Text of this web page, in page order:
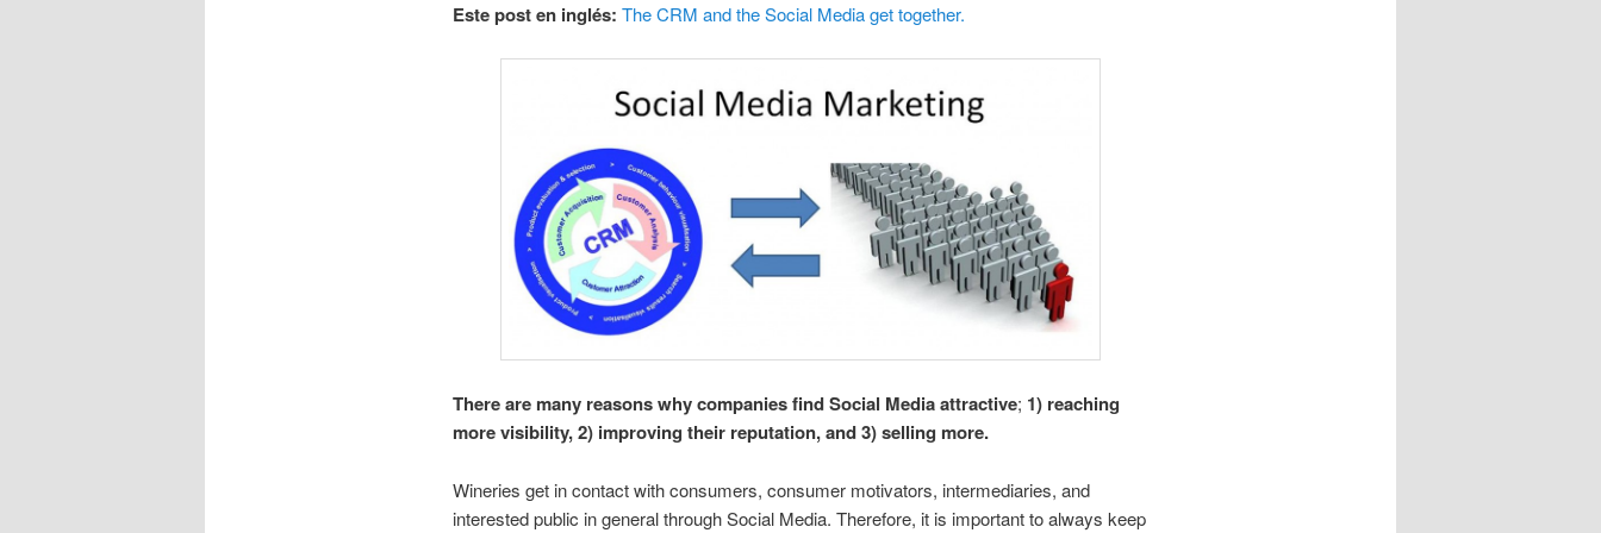
Este post en inglés: The CRM and the Social Media get together.
There are many reasons why companies find Social Media attractive; 1) reaching
more visibility, 2) improving their reputation, and 3) selling more.
Wineries get in contact with consumers, consumer motivators, intermediaries, and
interested public in general through Social Media. Therefore, it is important to always keep